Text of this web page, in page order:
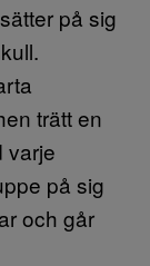
på sig
trätt en
varje
på sig
och går